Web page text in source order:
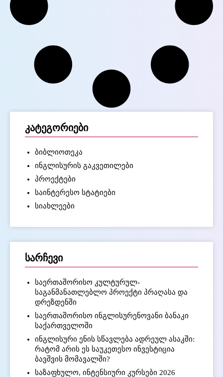
კატეგორიები
ბიბლიოთეკა
ინგლისურის გაკვეთილები
პროექტები
საინტერესო სტატიები
სიახლეები
სარჩევი
საერთაშორისო კულტურულ-
საგანმანათლებლო პროექტი პრაღასა და
დრეზდენში
საერთაშორისო ინგლისურენოვანი ბანაკი
საქართველოში
ინგლისური ენის სწავლება ადრეულ ასაკში:
რატომ არის ეს საუკეთესო ინვესტიცია
ბავშვის მომავალში?
საზაფხულო, ინტენსიური კურსები 2026